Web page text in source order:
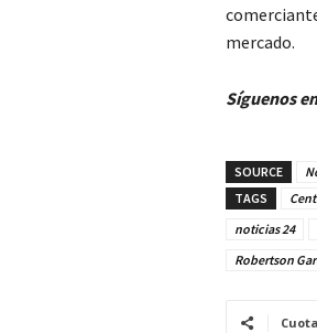
mercado.
Síguenos
SOURCE
TAGS
noticias 24
Robertson
Cuota